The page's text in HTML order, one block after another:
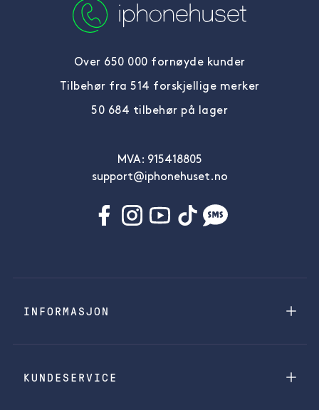
Over 650 000 fornøyde kunder
Tilbehør fra 514 forskjellige merker
50 684 tilbehør på lager
MVA: 915418805
support@iphonehuset.no
INFORMASJON
KUNDESERVICE